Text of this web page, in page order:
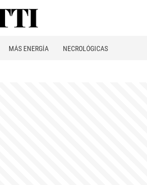
MÁS ENERGÍA NECROLÓGICAS